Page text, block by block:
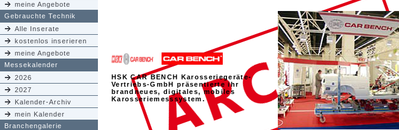
meine Angebote
Gebrauchte Technik
Alle Inserate
kostenlos inserieren
meine Angebote
Messekalender
2026
2027
Kalender-Archiv
mein Kalender
Branchengalerie
HSK CAR BENCH Karosseriegeräte-
Vertriebs-GmbH präsentierte ihr
brandneues, digitales, mobiles
Karosseriemesssystem.